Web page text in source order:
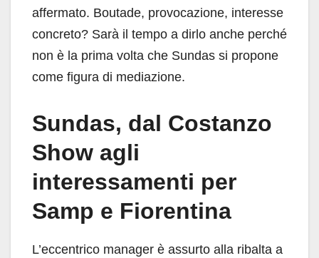
affermato. Boutade, provocazione, interesse
concreto? Sarà il tempo a dirlo anche perché
non è la prima volta che Sundas si propone
come figura di mediazione.
Sundas, dal Costanzo
Show agli
interessamenti per
Samp e Fiorentina
L’eccentrico manager è assurto alla ribalta a